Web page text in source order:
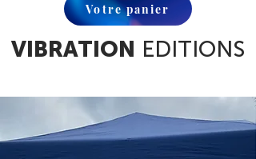
Votre panier
VIBRATION EDITIONS